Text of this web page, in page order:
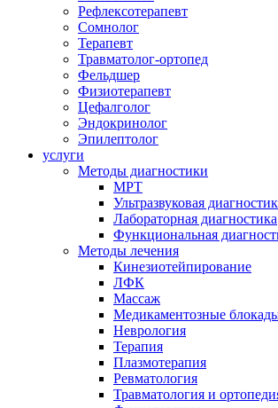
Рефлексотерапевт
Сомнолог
Терапевт
Травматолог-ортопед
Фельдшер
Физиотерапевт
Цефалголог
Эндокринолог
Эпилептолог
услуги
Методы диагностики
МРТ
Ультразвуковая
Лабораторная диагностика
Функциональная
Методы лечения
Кинезиотейпирование
ЛФК
Массаж
Медикаментозные
Неврология
Терапия
Плазмотерапия
Ревматология
Травматология и